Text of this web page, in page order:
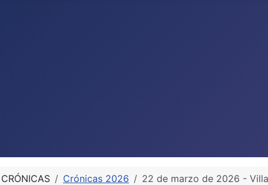
CRÓNICAS Crónicas 2026 22 de marzo de 2026 -